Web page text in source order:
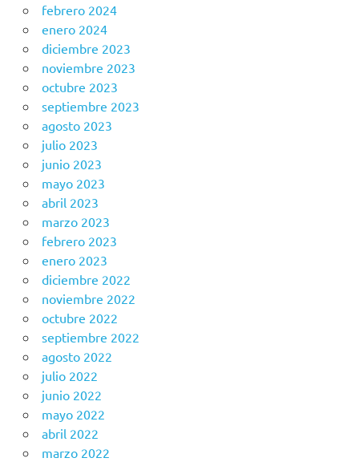
febrero 2024
enero 2024
diciembre 2023
noviembre 2023
octubre 2023
septiembre 2023
agosto 2023
julio 2023
junio 2023
mayo 2023
abril 2023
marzo 2023
febrero 2023
enero 2023
diciembre 2022
noviembre 2022
octubre 2022
septiembre 2022
agosto 2022
julio 2022
junio 2022
mayo 2022
abril 2022
marzo 2022